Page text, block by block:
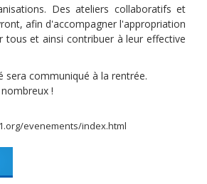
Des ateliers collaboratifs et
afin d'accompagner l'appropriation
tous et ainsi contribuer à leur effective
sera communiqué à la rentrée.
!
evenements/index.html